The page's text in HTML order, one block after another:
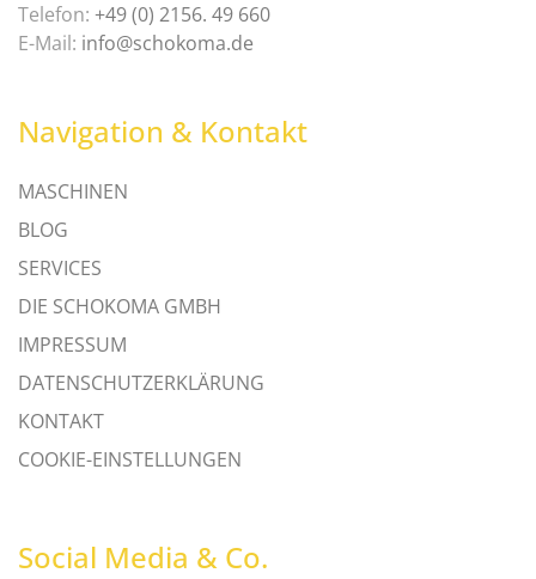
Telefon: +49 (0) 2156. 49 660
E-Mail: info@schokoma.de
Navigation & Kontakt
MASCHINEN
BLOG
SERVICES
DIE SCHOKOMA GMBH
IMPRESSUM
DATENSCHUTZERKLÄRUNG
KONTAKT
COOKIE-EINSTELLUNGEN
Social Media & Co.